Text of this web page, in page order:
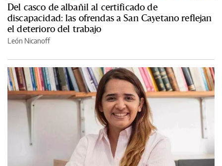
Del casco de albañil al certificado de
discapacidad: las ofrendas a San Cayetano reflejan
el deterioro del trabajo
León Nicanoff